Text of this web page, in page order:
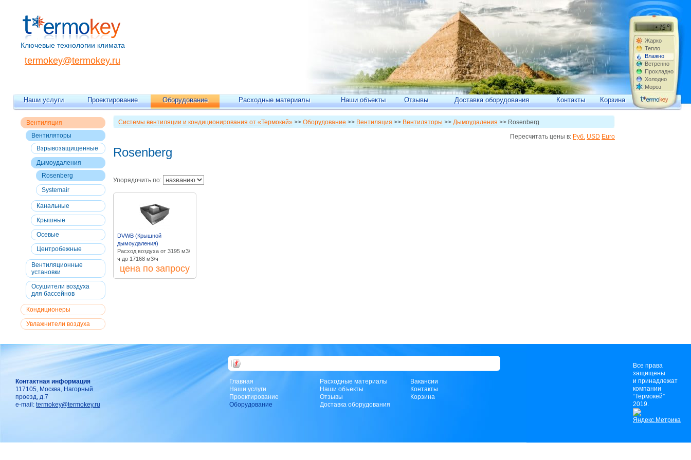
Жарко
Тепло
Влажно
Ветренно
Прохладно
Холодно
Мороз
Ключевые технологии климата
termokey@termokey.ru
Наши услуги Проектирование Оборудование Расходные материалы Наши объекты Отзывы Доставка оборудования Контакты Корзина
Вентиляция
Вентиляторы
Взрывозащищенные
Дымоудаления
Rosenberg
Systemair
Канальные
Крышные
Осевые
Центробежные
Вентиляционные
установки
Осушители воздуха
для бассейнов
Кондиционеры
Увлажнители воздуха
Системы вентиляции и кондиционирования от «Термокей» >> Оборудование >> Вентиляция >> Вентиляторы >> Дымоудаления >> Rosenberg
Пересчитать цены в: Руб. USD Euro
Rosenberg
Упорядочить по:
DVWB (Крышной
дымоудаления)
Расход воздуха от 3195 м3/
ч до 17168 м3/ч
цена по запросу
Контактная информация
117105, Москва, Нагорный
проезд, д.7
e-mail: termokey@termokey.ru
Главная
Наши услуги
Проектирование
Оборудование
Расходные материалы
Наши объекты
Отзывы
Доставка оборудования
Вакансии
Контакты
Корзина
Все права
защищены
и принадлежат
компании
“Термокей”
2019.